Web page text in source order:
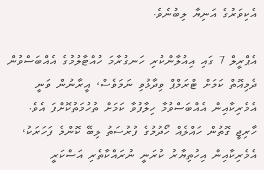
އެކިވަރުގެ އަނިޔާ ލިބުނެވެ.
އެޕްރީލް 7 ގައި އިއުލާންކުރި ހަނގުރާމަ ހުއްޓާލުމުގެ އެއްބަސްވުން
ދެމިއޮތް ކަމަށް ޓްރަމްޕް ވިދާޅުވި ނަމަވެސް، އީރާނުން ވަނީ
އެމެރިކާއިން އެއްބަސްވުމާ ހިލާފުވާ ކަމަށް ތުހުމަތުކޮށްފަ އެވެ.
ހާރިޖީ ގޮތުން ހައްލެއް ހޯދުމުގެ ފުރުސަތު ލިބޭ ކޮންމެ ފަހަރަކު،
އެމެރިކާއިން އިހުތިޔާރު ކުރަނީ ނުރައްކާތެރި އަސްކަރީ